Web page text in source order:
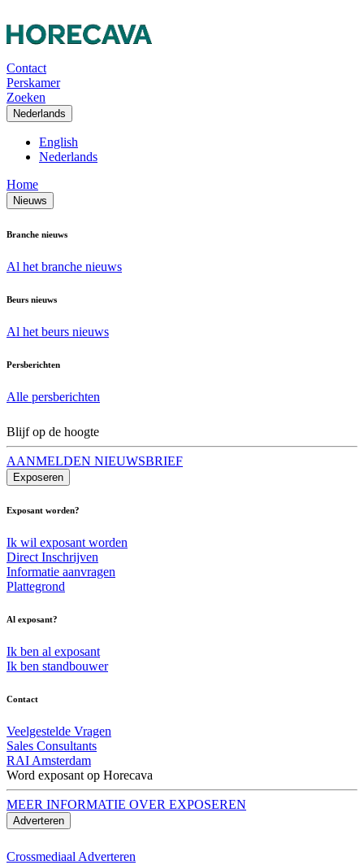
Contact
Perskamer
Zoeken
Nederlands
English
Nederlands
Home
Nieuws
Branche nieuws
Al het branche nieuws
Beurs nieuws
Al het beurs nieuws
Persberichten
Alle persberichten
Blijf op de hoogte
AANMELDEN NIEUWSBRIEF
Exposeren
Exposant worden?
Ik wil exposant worden
Direct Inschrijven
Informatie aanvragen
Plattegrond
Al exposant?
Ik ben al exposant
Ik ben standbouwer
Contact
Veelgestelde Vragen
Sales Consultants
RAI Amsterdam
Word exposant op Horecava
MEER INFORMATIE OVER EXPOSEREN
Adverteren
Crossmediaal Adverteren